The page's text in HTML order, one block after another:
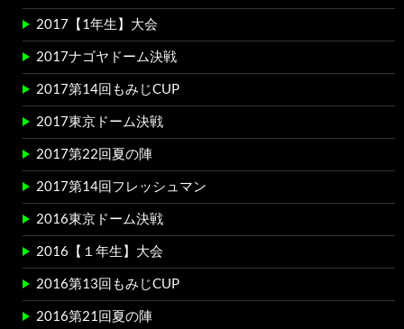
2017【1年生】大会
2017ナゴヤドーム決戦
2017第14回もみじCUP
2017東京ドーム決戦
2017第22回夏の陣
2017第14回フレッシュマン
2016東京ドーム決戦
2016【１年生】大会
2016第13回もみじCUP
2016第21回夏の陣